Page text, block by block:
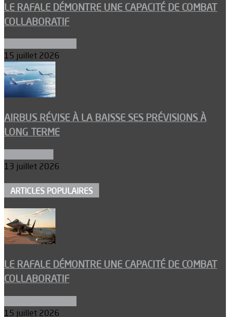
LE RAFALE DÉMONTRE UNE CAPACITÉ DE COMBAT
COLLABORATIF
15 juillet 2026
AIRBUS RÉVISE À LA BAISSE SES PRÉVISIONS À
LONG TERME
13 juillet 2026
ARTICLES POPULAIRES
LE RAFALE DÉMONTRE UNE CAPACITÉ DE COMBAT
COLLABORATIF
15 juillet 2026